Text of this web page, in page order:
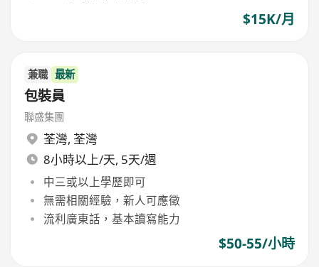
$15K/月
兼職 最新
包裝員
聯盛集團
荃灣, 荃灣
8小時以上/天, 5天/週
中三或以上學歷即可
無需相關經驗，新人可應徵
流利廣東話，基本讀寫能力
$50-55/小時